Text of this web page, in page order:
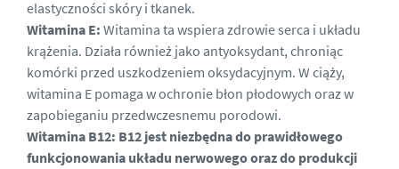
elastyczności skóry i tkanek.
Witamina E: Witamina ta wspiera zdrowie serca i układu
krążenia. Działa również jako antyoksydant, chroniąc
komórki przed uszkodzeniem oksydacyjnym. W ciąży,
witamina E pomaga w ochronie błon płodowych oraz w
zapobieganiu przedwczesnemu porodowi.
Witamina B12: B12 jest niezbędna do prawidłowego
funkcjonowania układu nerwowego oraz do produkcji